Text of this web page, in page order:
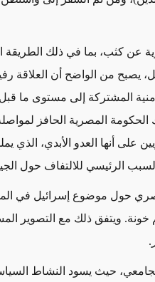
عن كثب، بما في ذلك الطريقة
يصبح من الواضح أن العلاقة
المشتركة إلى مستوى ما
الحكومة المصرية الحافز
على أنها العدو الأبدي، الذي
الرئيسي للالتفاف حول
حول موضوع إسرائيل في
خونة. ويتفق ذلك مع التصوير
حيث يسود النشاط